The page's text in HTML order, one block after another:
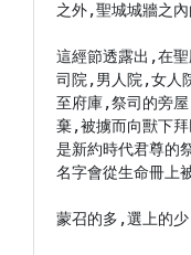
之外,聖城城牆之
這經節透露出,在
司院,男人院,女人
至府庫,祭司的旁
棄,被擄而向獸下
是新約時代君尊的
名字會從生命冊上
蒙召的多,選上的